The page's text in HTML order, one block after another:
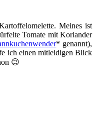
Meines ist
Tomate mit Koriander
* genannt),
ich einen mitleidigen Blick
😉